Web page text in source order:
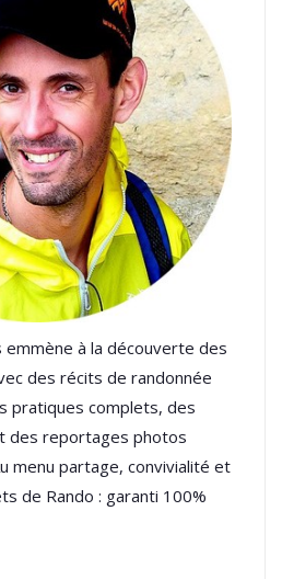
à la découverte des
des récits de randonnée
pratiques complets, des
des reportages photos
menu partage, convivialité et
de Rando : garanti 100%